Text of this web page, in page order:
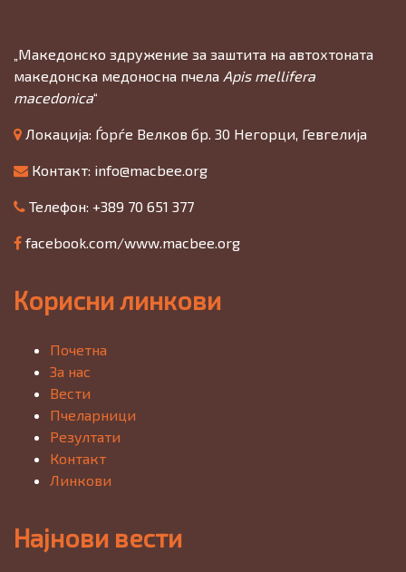
„Македонско здружение за заштита на автохтоната
македонска медоносна пчела Apis mellifera
macedonica“
Локација: Ѓорѓе Велков бр. 30 Негорци, Гевгелија
Контакт: info@macbee.org
Телефон: +389 70 651 377
facebook.com/www.macbee.org
Корисни линкови
Почетна
За нас
Вести
Пчеларници
Резултати
Контакт
Линкови
Најнови вести